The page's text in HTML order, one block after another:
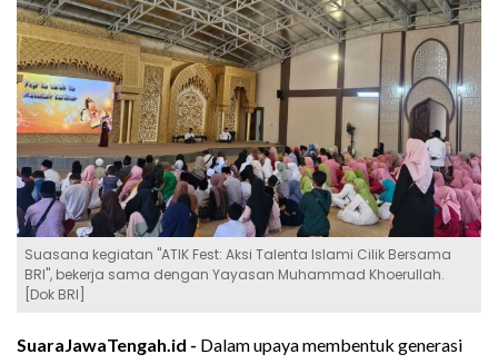
Suasana kegiatan "ATIK Fest: Aksi Talenta Islami Cilik Bersama
BRI", bekerja sama dengan Yayasan Muhammad Khoerullah.
[Dok BRI]
SuaraJawaTengah.id - Dalam upaya membentuk generasi